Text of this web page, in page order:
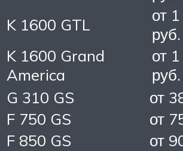
K 1600 GTL
от
руб.
K 1600 Grand
America
от
руб.
G 310 GS
от
F 750 GS
от
F 850 GS
от